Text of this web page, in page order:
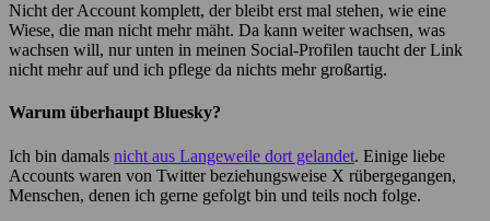
Nicht der Account komplett, der bleibt erst mal stehen, wie eine
Wiese, die man nicht mehr mäht. Da kann weiter wachsen, was
wachsen will, nur unten in meinen Social-Profilen taucht der Link
nicht mehr auf und ich pflege da nichts mehr großartig.
Warum überhaupt Bluesky?
Ich bin damals nicht aus Langeweile dort gelandet. Einige liebe
Accounts waren von Twitter beziehungsweise X rübergegangen,
Menschen, denen ich gerne gefolgt bin und teils noch folge.